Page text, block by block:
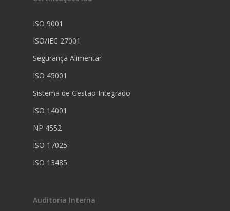
ISO 9001
ISO/IEC 27001
Segurança Alimentar
ISO 45001
Sistema de Gestão Integrado
ISO 14001
NP 4552
ISO 17025
ISO 13485
Auditoria Interna